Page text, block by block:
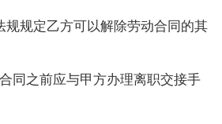
规规定乙方可以解除劳动合同的其
同之前应与甲方办理离职交接手